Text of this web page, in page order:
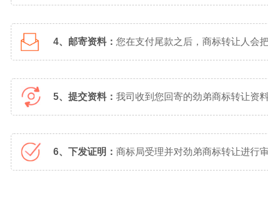
4、邮寄资料： 您在支付尾款之后，商标转让人会
5、提交资料： 我司收到您回寄的劲弟商标转让资
6、下发证明： 商标局受理并对劲弟商标转让进行